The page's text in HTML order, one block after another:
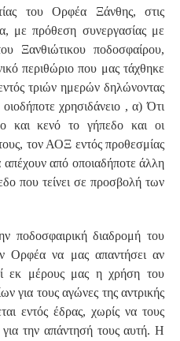
του Ορφέα Ξάνθης, στις
με πρόθεση συνεργασίας με
Ξανθιώτικου ποδοσφαίρου,
περιθώριο που μας τάχθηκε
τριών ημερών δηλώνοντας
χρησιδάνειο , α) Ότι
και κενό το γήπεδο και οι
τον ΑΟΞ εντός προθεσμίας
απέχουν από οποιαδήποτε άλλη
που τείνει σε προσβολή των
ποδοσφαιρική διαδρομή του
Ορφέα να μας απαντήσει αν
εκ μέρους μας η χρήση του
για τους αγώνες της αντρικής
εντός έδρας, χωρίς να τους
την απάντησή τους αυτή. Η